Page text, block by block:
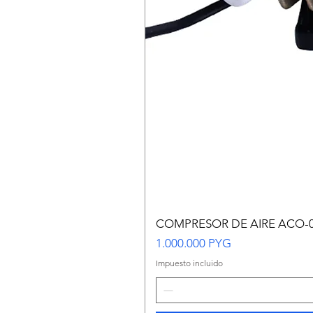
COMPRESOR DE AIRE ACO-
Precio
1.000.000 PYG
Impuesto incluido